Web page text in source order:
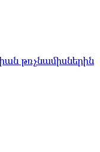
թռչնամիսներին